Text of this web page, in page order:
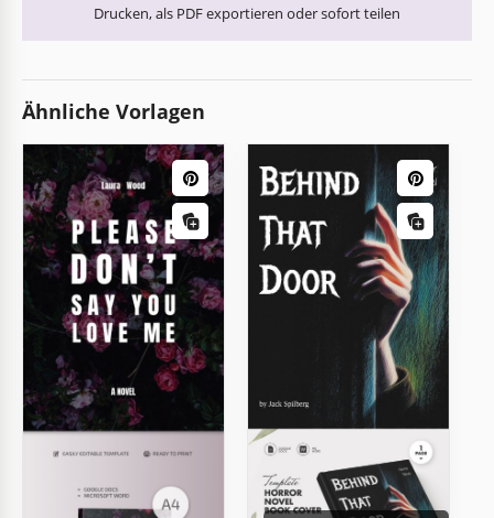
Drucken, als PDF exportieren oder sofort teilen
Ähnliche Vorlagen